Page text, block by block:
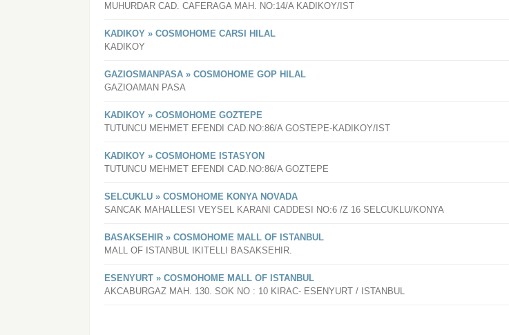
MUHURDAR CAD. CAFERAGA MAH. NO:14/A KADIKOY/IST
KADIKOY » COSMOHOME CARSI HILAL
KADIKOY
GAZIOSMANPASA » COSMOHOME GOP HILAL
GAZIOAMAN PASA
KADIKOY » COSMOHOME GOZTEPE
TUTUNCU MEHMET EFENDI CAD.NO:86/A GOSTEPE-KADIKOY/IST
KADIKOY » COSMOHOME ISTASYON
TUTUNCU MEHMET EFENDI CAD.NO:86/A GOZTEPE
SELCUKLU » COSMOHOME KONYA NOVADA
SANCAK MAHALLESI VEYSEL KARANI CADDESI NO:6 /Z 16 SELCUKLU/KONYA
BASAKSEHIR » COSMOHOME MALL OF ISTANBUL
MALL OF ISTANBUL IKITELLI BASAKSEHIR.
ESENYURT » COSMOHOME MALL OF ISTANBUL
AKCABURGAZ MAH. 130. SOK NO : 10 KIRAC- ESENYURT / ISTANBUL